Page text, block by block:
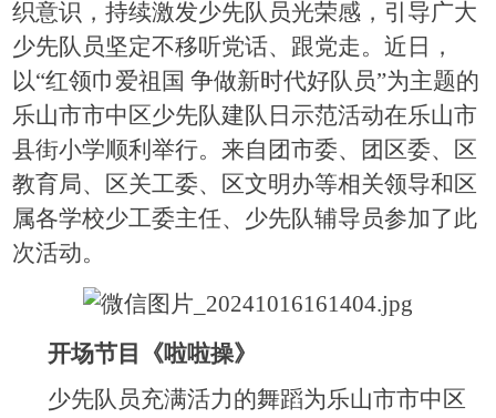
织意识，持续激发少先队员光荣感，引导广大
少先队员坚定不移听党话、跟党走。近日，
以“红领巾爱祖国 争做新时代好队员”为主题的
乐山市市中区少先队建队日示范活动在乐山市
县街小学顺利举行。来自团市委、团区委、区
教育局、区关工委、区文明办等相关领导和区
属各学校少工委主任、少先队辅导员参加了此
次活动。
开场节目《啦啦操》
少先队员充满活力的舞蹈为乐山市市中区